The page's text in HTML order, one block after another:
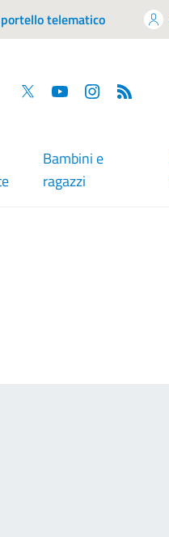
telematico
Facebook
Twitter YouTube
Bambini e
ragazzi